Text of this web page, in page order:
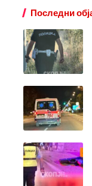
Последни